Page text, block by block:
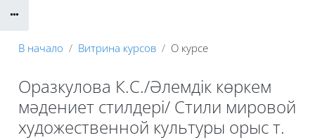
В начало Витрина курсов О курсе
Оразкулова К.С./Әлемдік көркем
мәдениет стилдері/ Стили мировой
художественной культуры орыс т.